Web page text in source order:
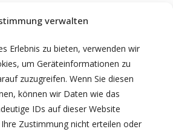
verwalten
Erlebnis zu bieten, verwenden wir
um Geräteinformationen zu
zuzugreifen. Wenn Sie diesen
können wir Daten wie das
IDs auf dieser Website
Zustimmung nicht erteilen oder
die tagtäglich ihre Freizeit einem
Geratal